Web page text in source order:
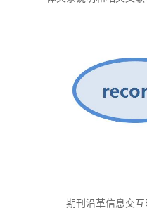
期刊沿革信息交